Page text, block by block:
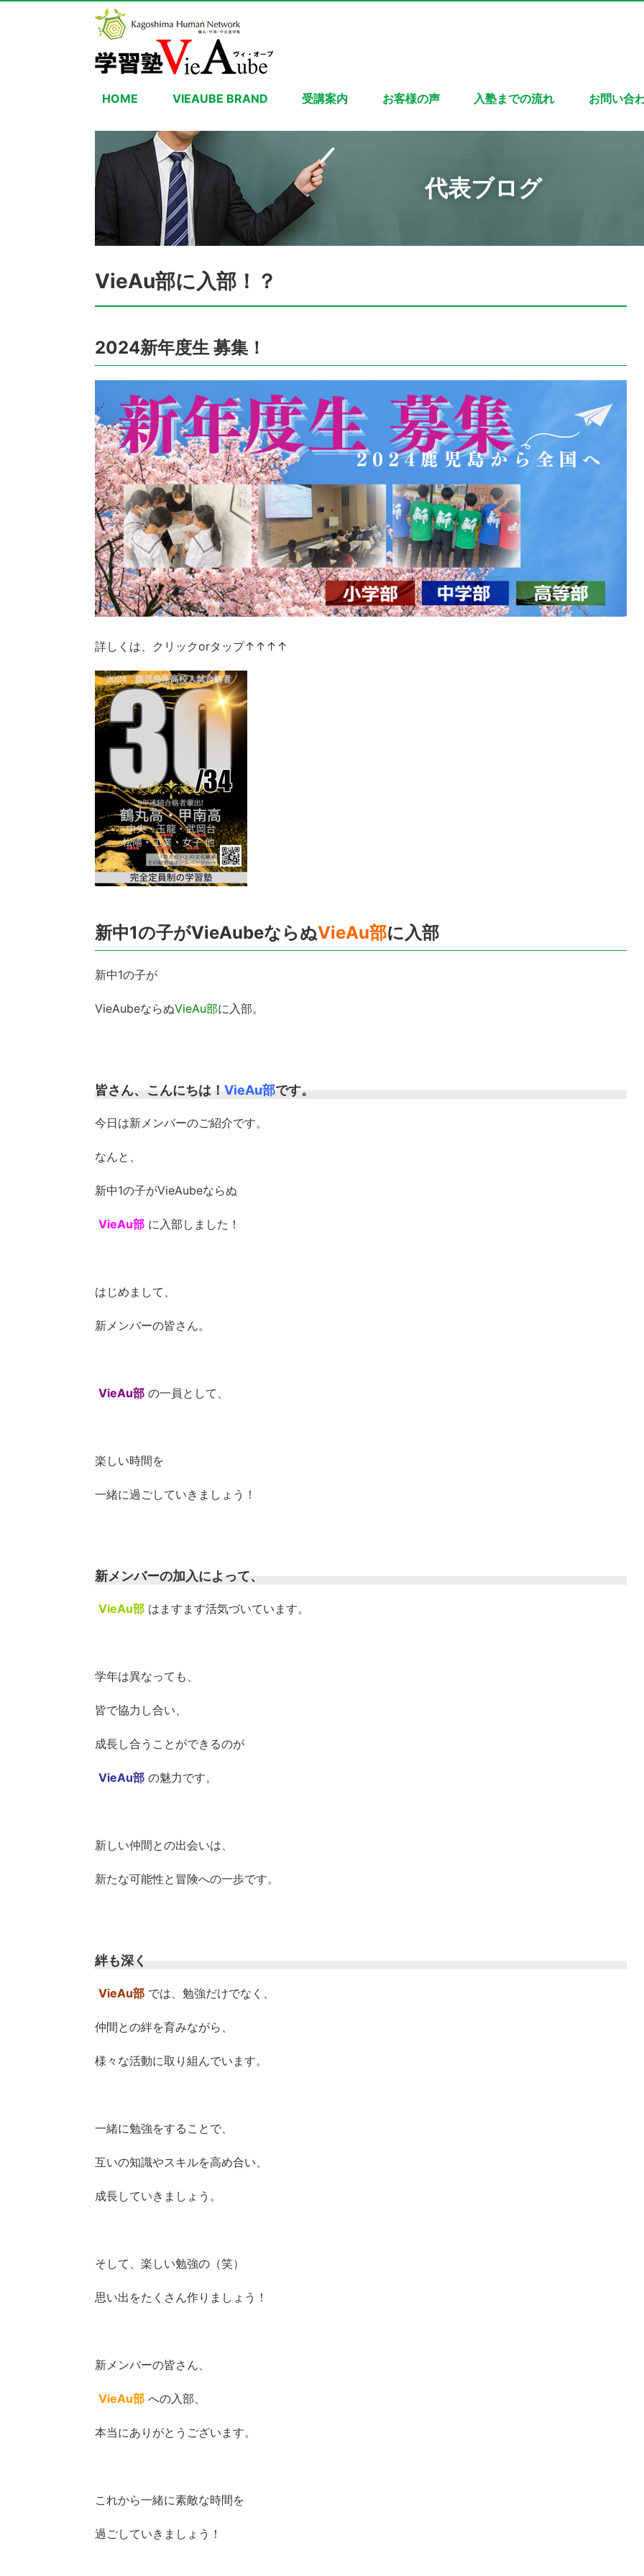
HOME VIEAUBE BRAND 受講案内 お客様の声 入塾までの流れ お問い合
代表ブログ
VieAu部に入部！？
2024新年度生 募集！
詳しくは、クリックorタップ↑↑↑↑
新中1の子がVieAubeならぬVieAu部に入部
新中1の子が
VieAubeならぬVieAu部に入部。
皆さん、こんにちは！ VieAu部です。
今日は新メンバーのご紹介です。
なんと、
新中1の子がVieAubeならぬ
VieAu部 に入部しました！
はじめまして、
新メンバーの皆さん。
VieAu部 の一員として、
楽しい時間を
一緒に過ごしていきましょう！
新メンバーの加入によって、
VieAu部 はますます活気づいています。
学年は異なっても、
皆で協力し合い、
成長し合うことができるのが
VieAu部 の魅力です。
新しい仲間との出会いは、
新たな可能性と冒険への一歩です。
絆も深く
VieAu部 では、勉強だけでなく、
仲間との絆を育みながら、
様々な活動に取り組んでいます。
一緒に勉強をすることで、
互いの知識やスキルを高め合い、
成長していきましょう。
そして、楽しい勉強の（笑）
思い出をたくさん作りましょう！
新メンバーの皆さん、
VieAu部 への入部、
本当にありがとうございます。
これから一緒に素敵な時間を
過ごしていきましょう！